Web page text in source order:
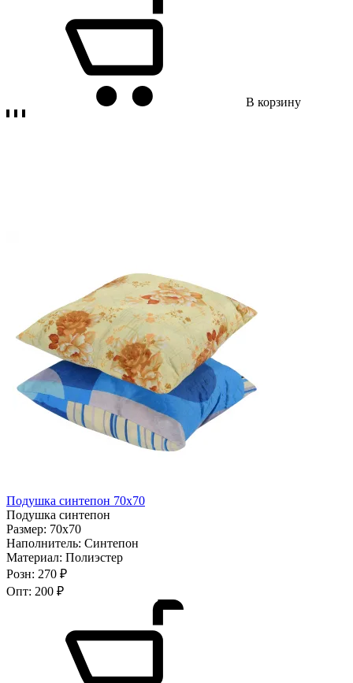
В корзину
Подушка синтепон 70х70
Подушка синтепон
Размер: 70х70
Наполнитель: Синтепон
Материал: Полиэстер
Розн: 270 ₽
Опт: 200 ₽